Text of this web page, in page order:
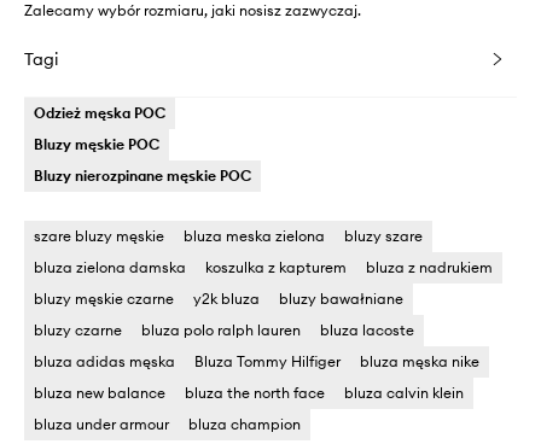
Zalecamy wybór rozmiaru, jaki nosisz zazwyczaj.
Tagi
Odzież męska POC
Bluzy męskie POC
Bluzy nierozpinane męskie POC
szare bluzy męskie bluza meska zielona
bluzy szare
bluza zielona damska
koszulka z kapturem
bluza z nadrukiem
bluzy męskie czarne
y2k bluza
bluzy bawałniane
bluzy czarne
bluza polo ralph lauren
bluza lacoste
bluza adidas męska
Bluza Tommy Hilfiger
bluza męska nike
bluza new balance
bluza the north face
bluza calvin klein
bluza under armour
bluza champion